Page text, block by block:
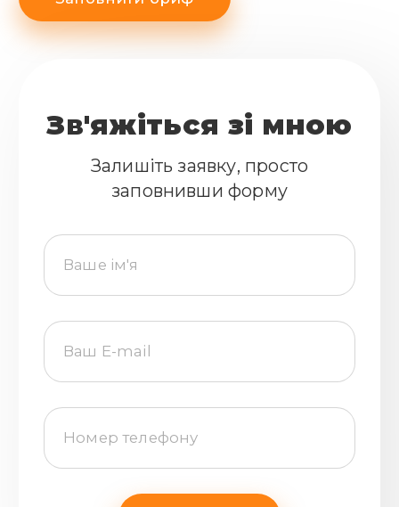
Зв'яжіться зі мною
Залишіть заявку, просто
заповнивши форму